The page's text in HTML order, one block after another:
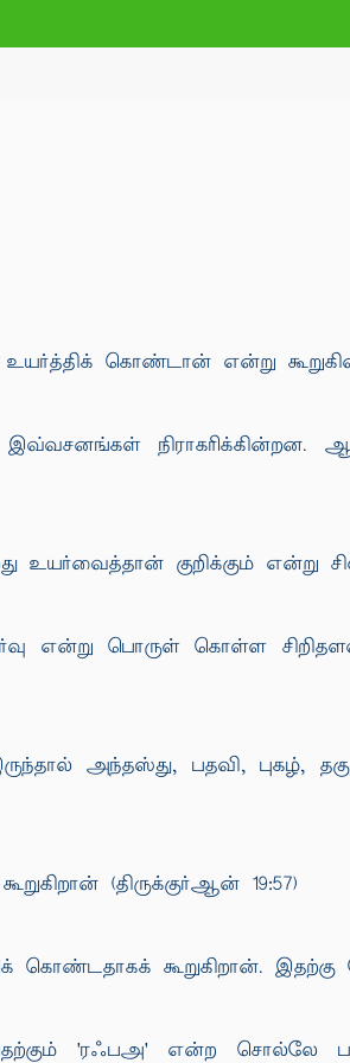
கொண்டான் என்று
குறிக்கும் என்று சிலர்
என்று பொருள் கொள்ள
அந்தஸ்து, பதவி,
(திருக்குர்ஆன் 19:57)
கூறுகிறான்.
'ரஃபஅ' என்ற சொல்லே